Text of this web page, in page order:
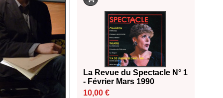
La Revue du Spectacle N° 1
- Février Mars 1990
10,00 €